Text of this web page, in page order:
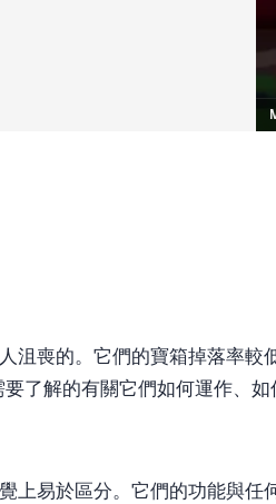
喪的。它們的寶箱掉落率較
了解的有關它們如何運作、如
易於區分。它們的功能與